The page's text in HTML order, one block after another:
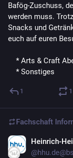
Bafög-Zuschuss,
werden muss.
Snacks und
euch auf euren
* Arts & Craft
    * Sonstiges
1 1
Fachschaft
Heinrich-
@